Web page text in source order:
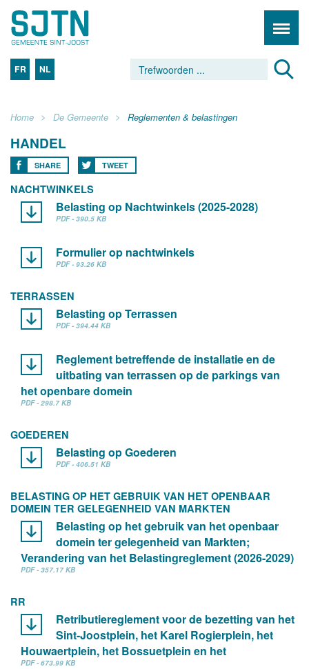
FR NL
Home De Gemeente Reglementen & belastingen
HANDEL
SHARE TWEET
NACHTWINKELS
Belasting op Nachtwinkels (2025-2028)
PDF - 390.5 KB
Formulier op nachtwinkels
PDF - 93.26 KB
TERRASSEN
Belasting op Terrassen
PDF - 394.44 KB
Reglement betreffende de installatie en de
uitbating van terrassen op de parkings van
het openbare domein
PDF - 298.7 KB
GOEDEREN
Belasting op Goederen
PDF - 406.51 KB
BELASTING OP HET GEBRUIK VAN HET OPENBAAR
DOMEIN TER GELEGENHEID VAN MARKTEN
Belasting op het gebruik van het openbaar
domein ter gelegenheid van Markten;
Verandering van het Belastingreglement (2026-2029)
PDF - 357.17 KB
RR
Retributiereglement voor de bezetting van het
Sint-Joostplein, het Karel Rogierplein, het
Houwaertplein, het Bossuetplein en het
PDF - 673.99 KB